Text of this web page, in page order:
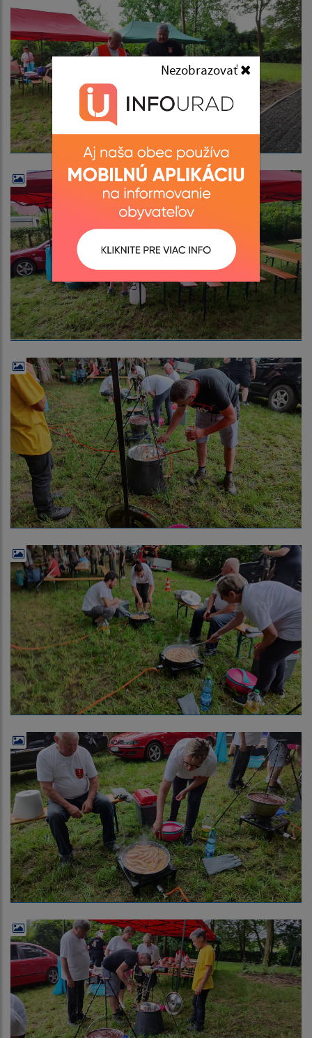
Nezobrazovať